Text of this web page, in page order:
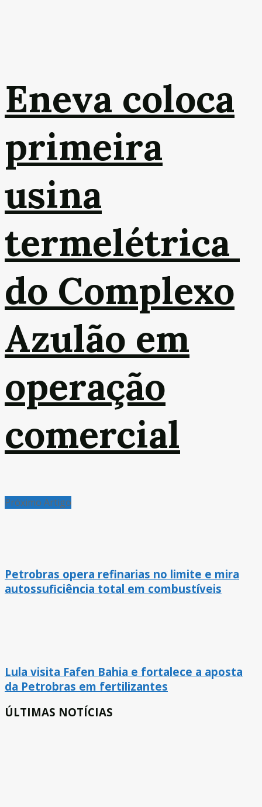
Eneva coloca
primeira
usina
termelétrica
do Complexo
Azulão em
operação
comercial
Próximo Artigo
Petrobras opera refinarias no limite e mira
autossuficiência total em combustíveis
Lula visita Fafen Bahia e fortalece a aposta
da Petrobras em fertilizantes
ÚLTIMAS NOTÍCIAS